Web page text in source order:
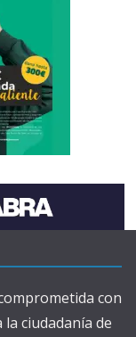
con
ciudadanía de